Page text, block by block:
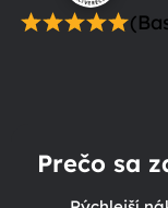
Prečo sa